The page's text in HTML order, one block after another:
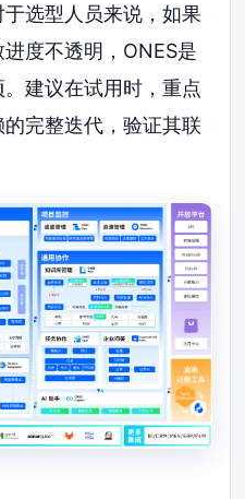
选型人员来说，如果
度不透明，ONES是
建议在试用时，重点
完整迭代，验证其联